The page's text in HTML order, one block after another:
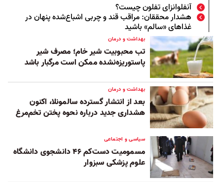
آنفلوانزای تفلون چیست؟
هشدار محققان: مراقب قند و چربی اشباع‌شده پنهان در
غذاهای «سالم» باشید
بهداشت و درمان
تب محبوبیت شیر خام؛ مصرف شیر
پاستوریزه‌نشده ممکن است مرگبار باشد
بهداشت و درمان
بعد از انتشار گسترده سالمونلا، اکنون
هشداری جدید درباره نحوه پختن تخم‌مرغ
سیاسی و اجتماعی
مسمومیت دست‌کم ۴۶ دانشجوی دانشگاه
علوم پزشکی سبزوار